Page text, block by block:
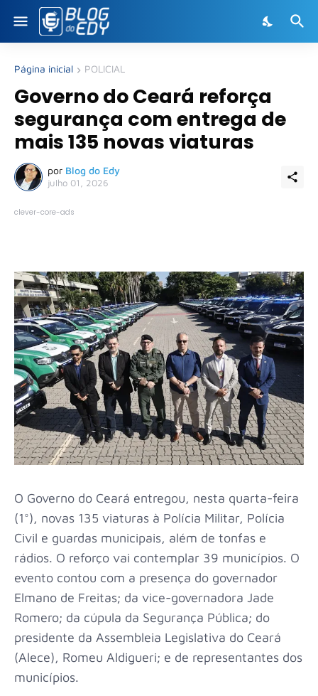
Página inicial POLICIAL
Governo do Ceará reforça
segurança com entrega de
mais 135 novas viaturas
por Blog do Edy
julho 01, 2026
clever-core-ads
O Governo do Ceará entregou, nesta quarta-feira
(1°), novas 135 viaturas à Polícia Militar, Polícia
Civil e guardas municipais, além de tonfas e
rádios. O reforço vai contemplar 39 municípios. O
evento contou com a presença do governador
Elmano de Freitas; da vice-governadora Jade
Romero; da cúpula da Segurança Pública; do
presidente da Assembleia Legislativa do Ceará
(Alece), Romeu Aldigueri; e de representantes dos
municípios.